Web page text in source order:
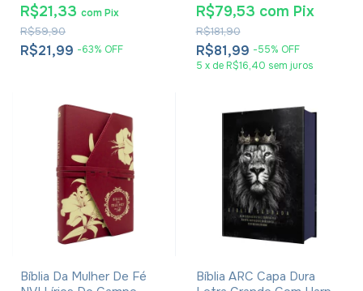
Com Harpa E Corinhos
Flores Pink
R$21,99 -63% OFF
R$59,90
R$21,33 comPix
R$81,99 -55% OFF
R$181,90
R$79,53 com Pix
5 x de R$16,40 sem juros
Bíblia Da Mulher De Fé
Bíblia ARC Capa Dura